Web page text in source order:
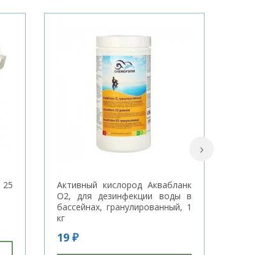
Активный кислород Аквабланк
О2, для дезинфекции воды в
бассейнах, гранулированный, 1
кг
19 ₽